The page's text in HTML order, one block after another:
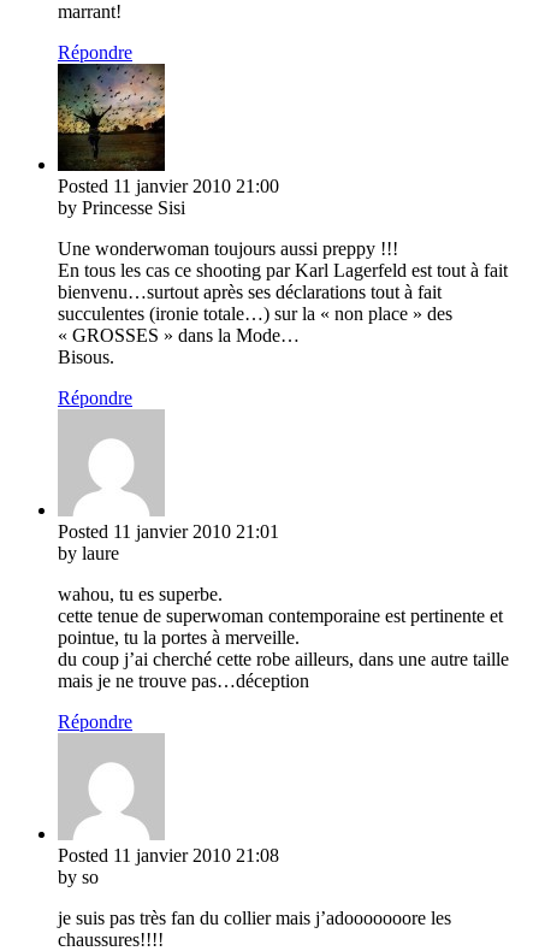
marrant!
Répondre
Posted 11 janvier 2010 21:00
by Princesse Sisi
Une wonderwoman toujours aussi preppy !!!
En tous les cas ce shooting par Karl Lagerfeld est tout à fait
bienvenu…surtout après ses déclarations tout à fait
succulentes (ironie totale…) sur la « non place » des
« GROSSES » dans la Mode…
Bisous.
Répondre
Posted 11 janvier 2010 21:01
by laure
wahou, tu es superbe.
cette tenue de superwoman contemporaine est pertinente et
pointue, tu la portes à merveille.
du coup j’ai cherché cette robe ailleurs, dans une autre taille
mais je ne trouve pas…déception
Répondre
Posted 11 janvier 2010 21:08
by so
je suis pas très fan du collier mais j’adooooooore les
chaussures!!!!